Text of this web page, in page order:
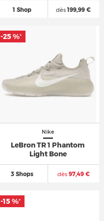
1 Shop dès199,99 €
Nike
LeBron TR 1 Phantom
Light Bone
3 Shops dès97,49 €
-25 %*
-15 %*